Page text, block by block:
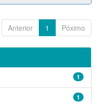
Anterior 1 Póximo
1
1